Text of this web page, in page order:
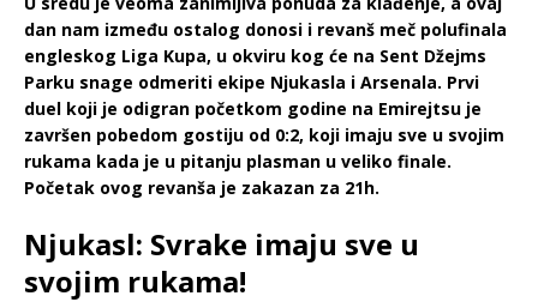
dan nam između ostalog donosi i revanš meč polufinala
engleskog Liga Kupa, u okviru kog će na Sent Džejms
Parku snage odmeriti ekipe Njukasla i Arsenala. Prvi
duel koji je odigran početkom godine na Emirejtsu je
završen pobedom gostiju od 0:2, koji imaju sve u svojim
rukama kada je u pitanju plasman u veliko finale.
Početak ovog revanša je zakazan za 21h.
Njukasl: Svrake imaju sve u
svojim rukama!